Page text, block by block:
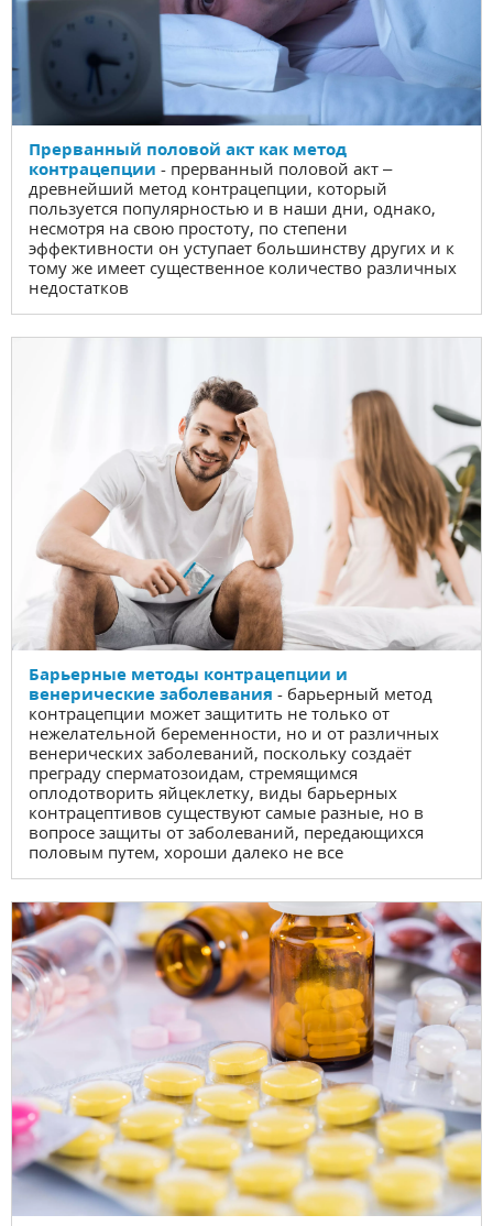
Прерванный половой акт как метод
контрацепции - прерванный половой акт –
древнейший метод контрацепции, который
пользуется популярностью и в наши дни, однако,
несмотря на свою простоту, по степени
эффективности он уступает большинству других и к
тому же имеет существенное количество различных
недостатков
Барьерные методы контрацепции и
венерические заболевания - барьерный метод
контрацепции может защитить не только от
нежелательной беременности, но и от различных
венерических заболеваний, поскольку создаёт
преграду сперматозоидам, стремящимся
оплодотворить яйцеклетку, виды барьерных
контрацептивов существуют самые разные, но в
вопросе защиты от заболеваний, передающихся
половым путем, хороши далеко не все